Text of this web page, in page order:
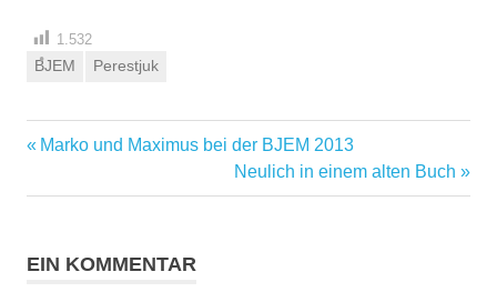
1.532
BJEM Perestjuk
Beitragsnavigation
Vorheriger
Marko und Maximus bei der BJEM 2013
Nächster
Beitrag:
Neulich in einem alten Buch
EIN KOMMENTAR